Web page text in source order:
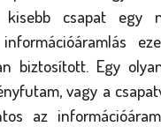
csapat egy
biztosított. Egy
vagy a
az